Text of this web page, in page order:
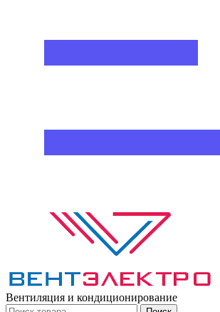
Вентиляция и кондиционирование